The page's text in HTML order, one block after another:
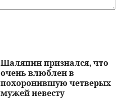
Шаляпин признался, что
очень влюблен в
похоронившую четверых
мужей невесту